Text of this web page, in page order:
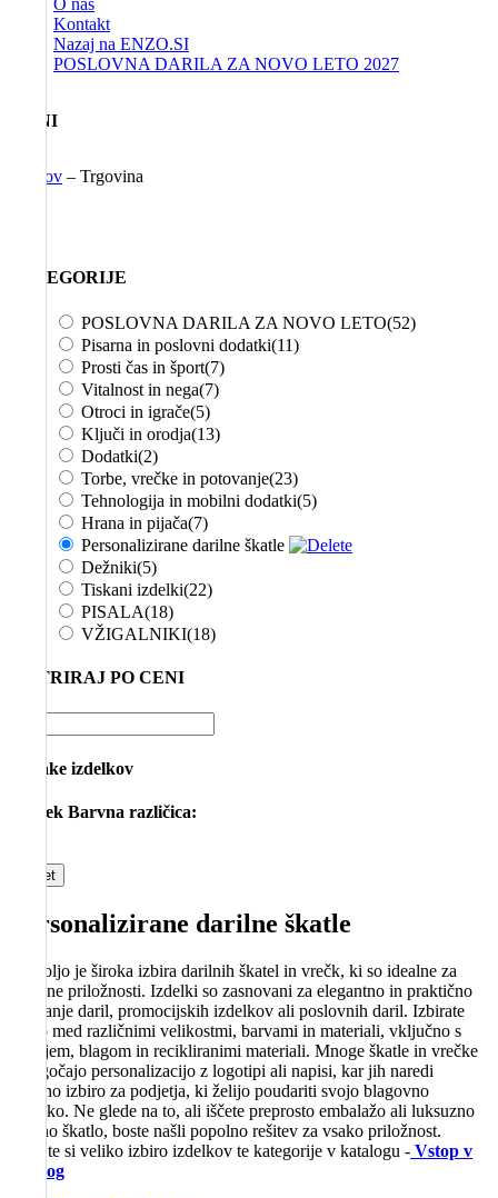
Kontakt
Nazaj na ENZO.SI
POSLOVNA DARILA ZA NOVO LETO 2027
MENI
Domov – Trgovina
KATEGORIJE
POSLOVNA DARILA ZA NOVO LETO(52)
Pisarna in poslovni dodatki(11)
Prosti čas in šport(7)
Vitalnost in nega(7)
Otroci in igrače(5)
Ključi in orodja(13)
Dodatki(2)
Torbe, vrečke in potovanje(23)
Tehnologija in mobilni dodatki(5)
Hrana in pijača(7)
Personalizirane darilne škatle
Dežniki(5)
Tiskani izdelki(22)
PISALA(18)
VŽIGALNIKI(18)
FILTRIRAJ PO CENI
Oznake izdelkov
Izdelek Barvna različica:
Reset
Personalizirane darilne škatle
Na voljo je široka izbira darilnih škatel in vrečk, ki so idealne za
različne priložnosti. Izdelki so zasnovani za elegantno in praktično
pakiranje daril, promocijskih izdelkov ali poslovnih daril. Izbirate
lahko med različnimi velikostmi, barvami in materiali, vključno s
papirjem, blagom in recikliranimi materiali. Mnoge škatle in vrečke
omogočajo personalizacijo z logotipi ali napisi, kar jih naredi
odlično izbiro za podjetja, ki želijo poudariti svojo blagovno
znamko. Ne glede na to, ali iščete preprosto embalažo ali luksuzno
darilno škatlo, boste našli popolno rešitev za vsako priložnost.
Oglejte si veliko izbiro izdelkov te kategorije v katalogu - Vstop v
katalog